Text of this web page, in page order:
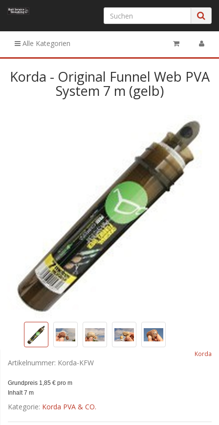
Alle Kategorien
Korda - Original Funnel Web PVA
System 7 m (gelb)
Korda
Artikelnummer: Korda-KFW
Grundpreis 1,85 € pro m
Inhalt 7 m
Kategorie: Korda PVA & CO.